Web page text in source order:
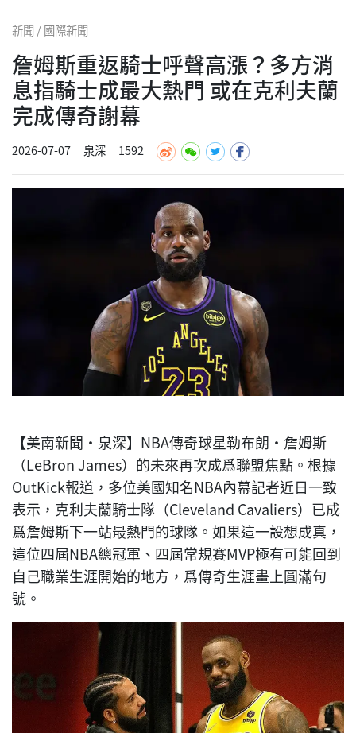
新聞 / 國際新聞
詹姆斯重返騎士呼聲高漲？多方消
息指騎士成最大熱門 或在克利夫蘭
完成傳奇謝幕
2026-07-07 泉深 1592
【美南新聞·泉深】NBA傳奇球星勒布朗·詹姆斯
（LeBron James）的未來再次成爲聯盟焦點。根據
OutKick報道，多位美國知名NBA內幕記者近日一致
表示，克利夫蘭騎士隊（Cleveland Cavaliers）已成
爲詹姆斯下一站最熱門的球隊。如果這一設想成真，
這位四屆NBA總冠軍、四屆常規賽MVP極有可能回到
自己職業生涯開始的地方，爲傳奇生涯畫上圓滿句
號。